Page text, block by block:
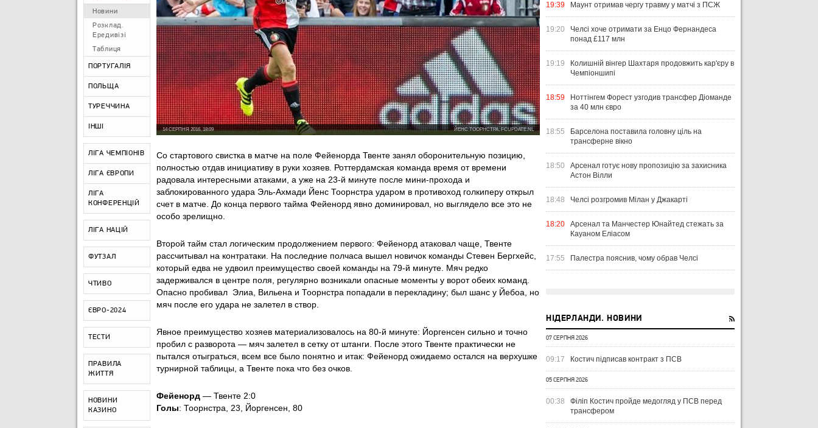
Новини
Розклад.
Ередивізі
Таблиця
ПОРТУГАЛІЯ
ПОЛЬЩА
ТУРЕЧЧИНА
ІНШІ
ЛІГА ЧЕМПІОНІВ
ЛІГА ЄВРОПИ
ЛІГА
КОНФЕРЕНЦІЙ
ЛІГА НАЦІЙ
ФУТЗАЛ
ЧТИВО
ЄВРО-2024
ТЕСТИ
ПРАВИЛА
ЖИТТЯ
НОВИНИ
КАЗИНО
ЙЕНС ТООРНСТРА, FCUPDATE.NL
14 СЕРПНЯ 2016, 18:09
Со стартового свистка в матче на поле Фейенорда Твенте занял оборонительную позицию,
полностью отдав инициативу в руки хозяев. Роттердамская команда время от времени
радовала интересными атаками, а уже на 23-й минуте после мини-прохода и
заблокированного удара Эль-Ахмади Йенс Тоорнстра ударом в противоход голкиперу открыл
счет в матче. До конца первого тайма Фейенорд явно доминировал, но выглядело все это не
особо зрелищно.
Второй тайм стал логическим продолжением первого: Фейенорд атаковал чаще, Твенте
рассчитывал на контратаки. На последние полчаса вышел новичок команды Стевен Бергхейс,
который едва не удвоил преимущество своей команды на 79-й минуте. Мяч редко
задерживался в центре поля, регулярно возникали опасные моменты у ворот обеих команд.
Опасно пробивал Элиа, Вильена и Тоорнстра попадали в перекладину; был шанс у Йебоа, но
мяч после его удара не залетел в створ.
Явное преимущество хозяев материализовалось на 80-й минуте: Йоргенсен сильно и точно
пробил с разворота — мяч залетел в сетку от штанги. После этого Твенте практически не
пытался отыграться, всем все было понятно и итак: Фейенорд ожидаемо остался на верхушке
турнирной таблицы, а Твенте пока что без очков.
Фейенорд — Твенте 2:0
Голы: Тоорнстра, 23, Йоргенсен, 80
19:39 Маунт отримав чергу травму у матчі з ПСЖ
19:20
Челсі хоче отримати за Енцо Фернандеса
понад £117 млн
19:19
Колишній вінгер Шахтаря продовжить кар'єру в
Чемпіоншипі
18:59
Ноттінгем Форест узгодив трансфер Діоманде
за 40 млн євро
18:55
Барселона поставила головну ціль на
трансферне вікно
18:50
Арсенал готує нову пропозицію за захисника
Астон Вілли
18:48 Челсі розгромив Мілан у Джакарті
18:20
Арсенал та Манчестер Юнайтед стежать за
Кауаном Еліасом
17:55 Палестра пояснив, чому обрав Челсі
НІДЕРЛАНДИ. НОВИНИ
07 СЕРПНЯ 2026
09:17 Костич підписав контракт з ПСВ
05 СЕРПНЯ 2026
00:38
Філіп Костич пройде медогляд у ПСВ перед
трансфером